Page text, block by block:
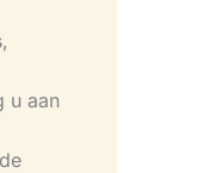
u aan